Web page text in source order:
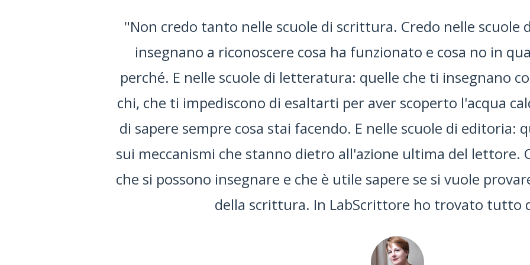
"Ho conosciuto LabScrittore di Stefania Crepaldi qualche
un progetto sperimentale, seppure con grandi ambizioni.
quanta strada abbia fatto da allora, affermandosi per
soprattutto per l'autorevolezza della sua voce: una guida
alla scrittura, ma anche per chi voglia dare consistenza e
identità autoriale."